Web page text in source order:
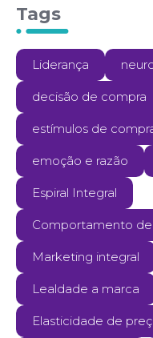
Tags
Liderança
decisão de compra
estímulos de
emoção e razão
Espiral Integral
Comportamento
Marketing integral
Lealdade a marca
Elasticidade de